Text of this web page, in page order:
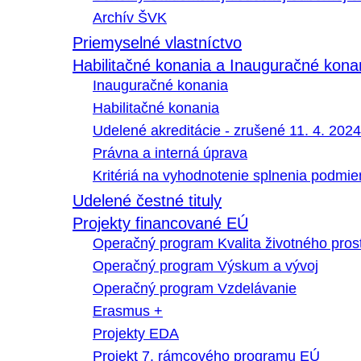
Archív ŠVK
Priemyselné vlastníctvo
Habilitačné konania a Inauguračné
Inauguračné konania
Habilitačné konania
Udelené akreditácie - zrušené 11. 4. 2024
Právna a interná úprava
Kritériá na vyhodnotenie splnenia
Udelené čestné tituly
Projekty financované EÚ
Operačný program Kvalita životného
Operačný program Výskum a vývoj
Operačný program Vzdelávanie
Erasmus +
Projekty EDA
Projekt 7. rámcového programu EÚ